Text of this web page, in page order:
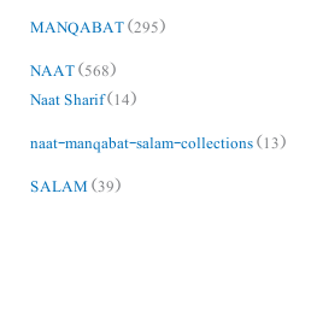
MANQABAT(295)
NAAT(568)
Naat Sharif(14)
naat-manqabat-salam-collections(13)
SALAM(39)